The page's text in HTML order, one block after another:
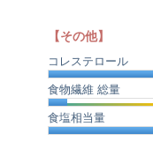
【その他】
コレステロール
食物繊維 総量
食塩相当量